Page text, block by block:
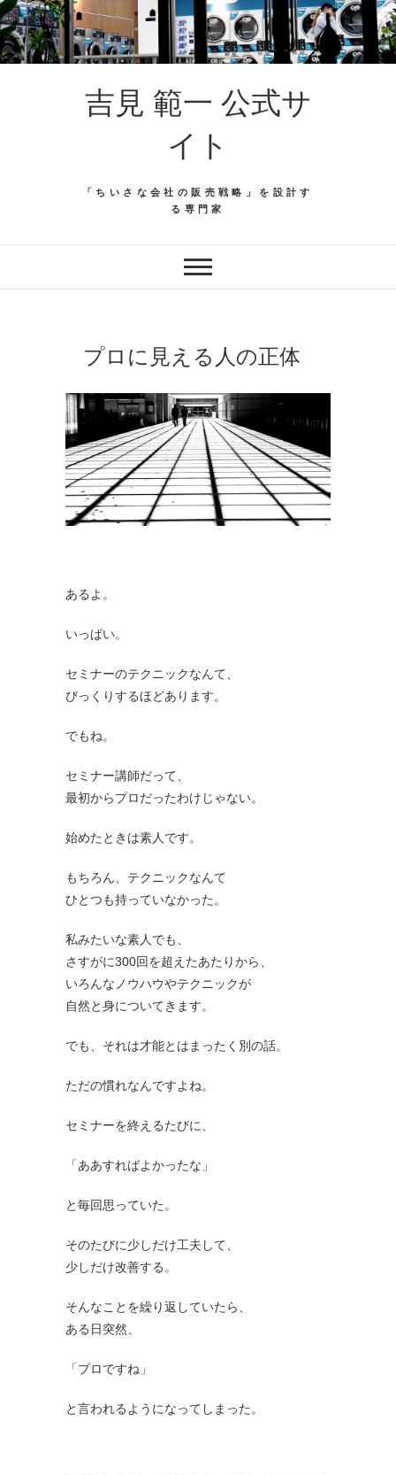
吉見 範一 公式サ
イト
「ちいさな会社の販売戦略」を設計す
る専門家
プロに見える人の正体
あるよ。
いっぱい。
セミナーのテクニックなんて、
びっくりするほどあります。
でもね。
セミナー講師だって、
最初からプロだったわけじゃない。
始めたときは素人です。
もちろん、テクニックなんて
ひとつも持っていなかった。
私みたいな素人でも、
さすがに300回を超えたあたりから、
いろんなノウハウやテクニックが
自然と身についてきます。
でも、それは才能とはまったく別の話。
ただの慣れなんですよね。
セミナーを終えるたびに、
「ああすればよかったな」
と毎回思っていた。
そのたびに少しだけ工夫して、
少しだけ改善する。
そんなことを繰り返していたら、
ある日突然、
「プロですね」
と言われるようになってしまった。